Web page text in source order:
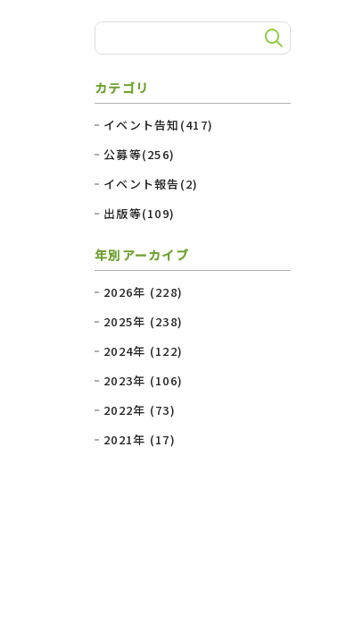
カテゴリ
イベント告知(417)
公募等(256)
イベント報告(2)
出版等(109)
年別アーカイブ
2026年 (228)
2025年 (238)
2024年 (122)
2023年 (106)
2022年 (73)
2021年 (17)